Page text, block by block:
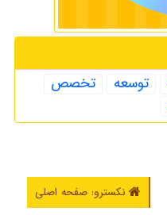
توسعه
تخصص
نکسترو: صفحه اصلی